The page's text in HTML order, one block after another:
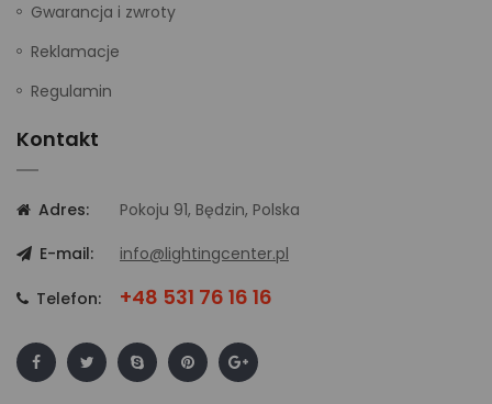
Gwarancja i zwroty
Reklamacje
Regulamin
Kontakt
Adres:
Pokoju 91, Będzin, Polska
E-mail:
info@lightingcenter.pl
Telefon: +48 531 76 16 16